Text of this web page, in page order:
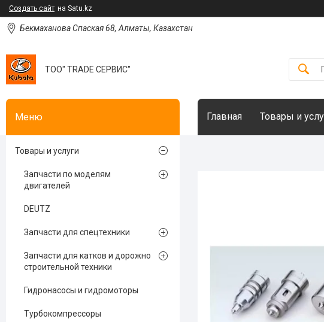
Создать сайт на Satu.kz
Бекмаханова Спаская 68, Алматы, Казахстан
ТОО" TRADE СЕРВИС"
Главная Товары и
Товары и услуги
Запчасти по моделям
двигателей
DEUTZ
Запчасти для спецтехники
Запчасти для катков и дорожно
строительной техники
Гидронасосы и гидромоторы
Турбокомпрессоры